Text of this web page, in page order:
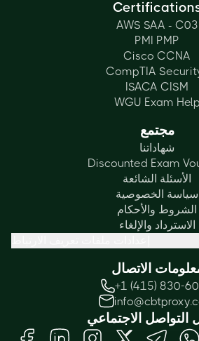
AWS SAA - C03
PMI PMP
Cisco CCNA
CompTIA
ISACA CISM
WGU Exam Help
مجتمع
شهاداتنا
Discounted Exam
الأسئلة الشائعة
سياسة الخصوصية
الشروط والأحكام
الاسترداد والإلغاء
الاتصال
+1 (415) 830-
التواصل الاجتماعي